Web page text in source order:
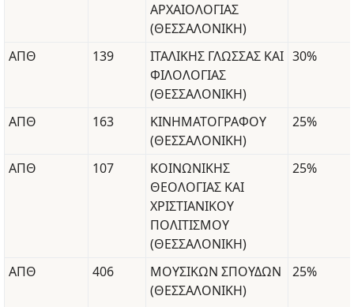
ΑΡΧΑΙΟΛΟΓΙΑΣ
(ΘΕΣΣΑΛΟΝΙΚΗ)
ΑΠΘ 139
ΙΤΑΛΙΚΗΣ ΓΛΩΣΣΑΣ ΚΑΙ
ΦΙΛΟΛΟΓΙΑΣ
(ΘΕΣΣΑΛΟΝΙΚΗ)
30%
ΑΠΘ 163
ΚΙΝΗΜΑΤΟΓΡΑΦΟΥ
(ΘΕΣΣΑΛΟΝΙΚΗ)
25%
ΑΠΘ 107
ΚΟΙΝΩΝΙΚΗΣ
ΘΕΟΛΟΓΙΑΣ ΚΑΙ
ΧΡΙΣΤΙΑΝΙΚΟΥ
ΠΟΛΙΤΙΣΜΟΥ
(ΘΕΣΣΑΛΟΝΙΚΗ)
25%
ΑΠΘ 406
ΜΟΥΣΙΚΩΝ ΣΠΟΥΔΩΝ
(ΘΕΣΣΑΛΟΝΙΚΗ)
25%